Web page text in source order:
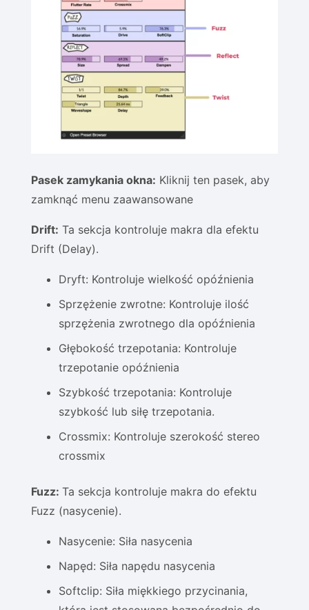
Pasek zamykania okna: Kliknij ten pasek, aby
zamknąć menu zaawansowane
Drift: Ta sekcja kontroluje makra dla efektu
Drift (Delay).
Dryft: Kontroluje wielkość opóźnienia
Sprzężenie zwrotne: Kontroluje ilość
sprzężenia zwrotnego dla opóźnienia
Głębokość trzepotania: Kontroluje
trzepotanie opóźnienia
Szybkość trzepotania: Kontroluje
szybkość lub siłę trzepotania.
Crossmix: Kontroluje szerokość stereo
crossmix
Fuzz: Ta sekcja kontroluje makra do efektu
Fuzz (nasycenie).
Nasycenie: Siła nasycenia
Napęd: Siła napędu nasycenia
Softclip: Siła miękkiego przycinania,